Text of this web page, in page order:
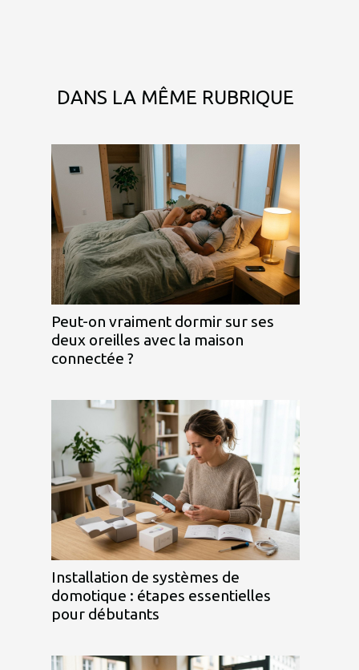
DANS LA MÊME RUBRIQUE
Peut-on vraiment dormir sur ses
deux oreilles avec la maison
connectée ?
Installation de systèmes de
domotique : étapes essentielles
pour débutants